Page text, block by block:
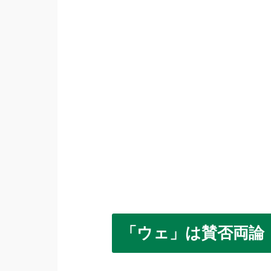
「ウェ」は賛否両論